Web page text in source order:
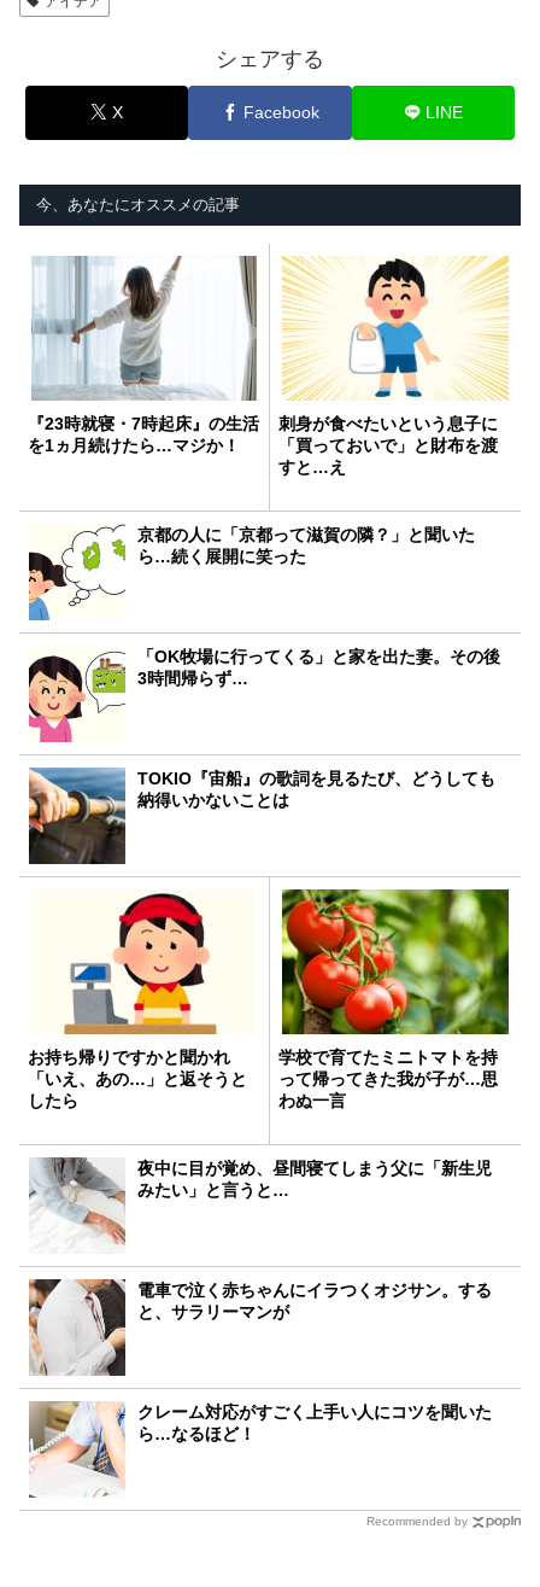
シェアする
X Facebook LINE
今、あなたにオススメの記事
『23時就寝・7時起床』の生活
を1ヵ月続けたら…マジか！
刺身が食べたいという息子に
「買っておいで」と財布を渡
すと…え
京都の人に「京都って滋賀の隣？」と聞いた
ら…続く展開に笑った
「OK牧場に行ってくる」と家を出た妻。その後
3時間帰らず…
TOKIO『宙船』の歌詞を見るたび、どうしても
納得いかないことは
お持ち帰りですかと聞かれ
「いえ、あの…」と返そうと
したら
学校で育てたミニトマトを持
って帰ってきた我が子が…思
わぬ一言
夜中に目が覚め、昼間寝てしまう父に「新生児
みたい」と言うと…
電車で泣く赤ちゃんにイラつくオジサン。する
と、サラリーマンが
クレーム対応がすごく上手い人にコツを聞いた
ら…なるほど！
Recommended by